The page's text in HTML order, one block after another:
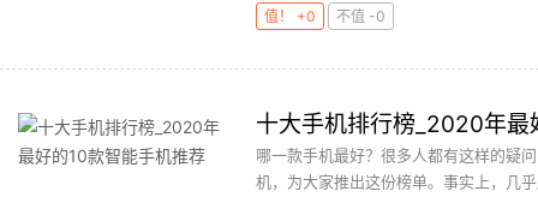
值！ +0
不值 -0
十大手机排行榜_2020年最
哪一款手机最好？很多人都有这样的疑
机，为大家推出这份榜单。事实上，几